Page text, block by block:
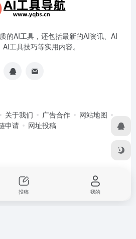
的AI工具，还包括最新的AI资讯、AI
工具技巧等实用内容。
关于我们 广告合作
网站地图
申请
网址投稿
投稿 我的